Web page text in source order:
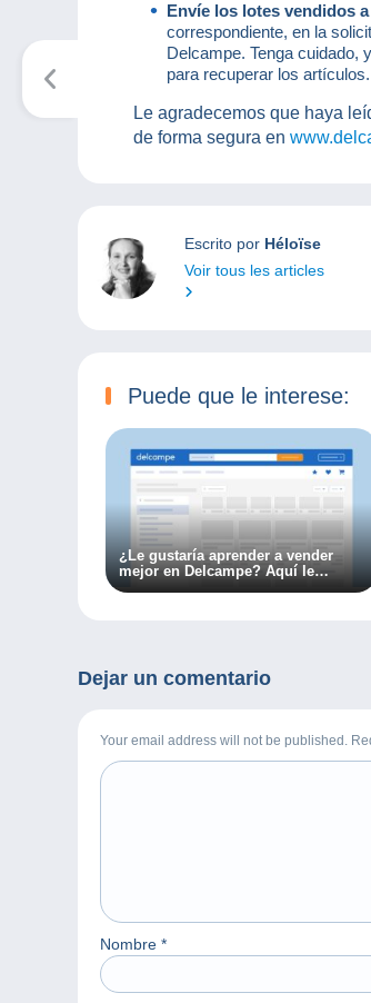
Envíe los lotes vendidos
correspondiente, en la
Delcampe. Tenga cuidado,
para recuperar los artículos.
Le agradecemos que haya
de forma segura en
Escrito por Héloïse
Voir tous les articles
Puede que le interese:
¿Le gustaría aprender a vender
mejor en Delcampe? Aquí le
ofrecemos tres consejos para
Dejar un comentario
Your email address will not be published.
Nombre *